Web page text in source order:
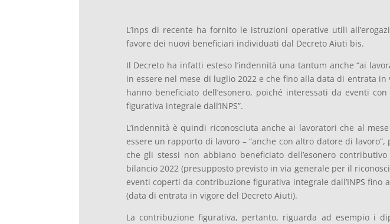
L’Inps di recente ha fornito le istruzioni operative utili
favore dei nuovi beneficiari individuati dal Decreto Aiuti bis.
Il Decreto ha infatti esteso l’indennità una tantum anche “ai
in essere nel mese di luglio 2022 e che fino alla data di entrata
hanno beneficiato dell’esonero, poiché interessati da eventi
figurativa integrale dall’INPS”.
L’indennità è quindi riconosciuta anche ai lavoratori che al
essere un rapporto di lavoro – “anche con altro datore di lavoro”,
che gli stessi non abbiano beneficiato dell’esonero
bilancio 2022 (presupposto previsto in via generale per il
eventi coperti da contribuzione figurativa integrale dall’INPS fino
(data di entrata in vigore del Decreto Aiuti).
La contribuzione figurativa, pertanto, riguarda ad esempio i